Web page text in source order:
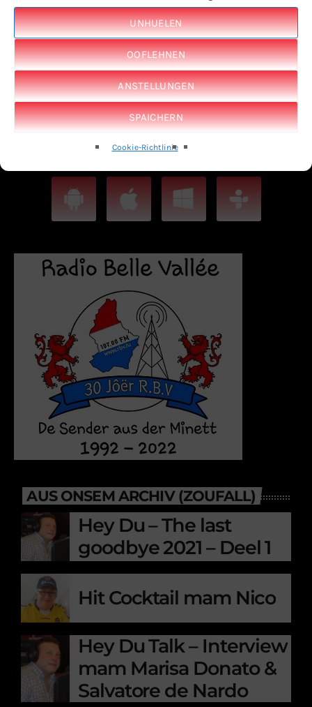
UNHUELEN
OOFLEHNEN
ANSTELLUNGEN
SPAICHERN
Cookie-Richtlinie
LAUSCHTERT EIS IWERT TUNEIN APP
AUS ONSEM ARCHIV (ZOUFALL)
Hey Du – The last
goodbye 2021 – Deel 1
Hit Cocktail mam Nico
Hey Du Talk – Interview
mam Marisa Donato &
Salvatore de Nardo